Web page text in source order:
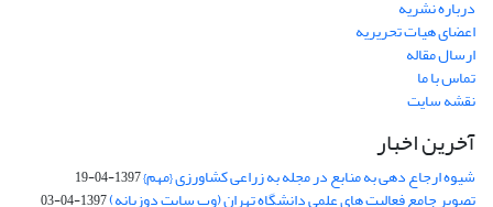
درباره نشریه
اعضای هیات تحریریه
ارسال مقاله
تماس با ما
نقشه سایت
آخرین اخبار
شیوه ارجاع دهی به منابع در مجله به زراعی کشاورزی {مهم}1397-04-19
تصویر جامع فعالیت های علمی دانشگاه تهران (وب سایت دوزبانه)1397-04-03